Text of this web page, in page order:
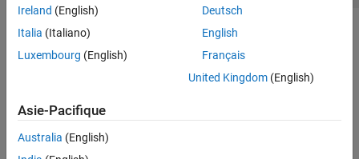
Ireland (English)
Italia (Italiano)
Luxembourg (English)
Deutsch
English
Français
United Kingdom(English)
Asie-Pacifique
Australia (English)